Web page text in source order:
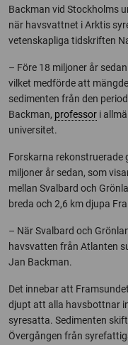
Backman vid Stockholms
när havsvattnet i Arktis
vetenskapliga tidskriften
– Före 18 miljoner år
vilket medförde att
sedimenten från den
Backman, professor i
universitet.
Forskarna rekonstruerade
miljoner år sedan, som
mellan Svalbard och
breda och 2,6 km djupa
– När Svalbard och
havsvatten från Atlanten
Jan Backman.
Det innebar att
djupt att alla havsbottnar
syresatta. Sedimenten
Övergången från